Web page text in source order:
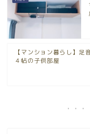
【マンション暮らし】足
４帖の子供部屋